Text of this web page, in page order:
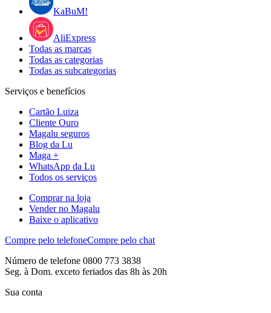
KaBuM!
AliExpress
Todas as marcas
Todas as categorias
Todas as subcategorias
Serviços e benefícios
Cartão Luiza
Cliente Ouro
Magalu seguros
Blog da Lu
Maga +
WhatsApp da Lu
Todos os serviços
Comprar na loja
Vender no Magalu
Baixe o aplicativo
Compre pelo telefoneCompre pelo chat
Número de telefone 0800 773 3838
Seg. à Dom. exceto feriados das 8h às 20h
Sua conta